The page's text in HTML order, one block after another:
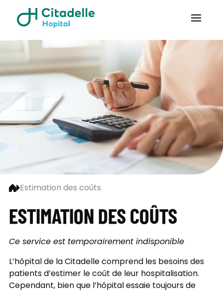
Estimation des coûts
ESTIMATION DES COÛTS
Ce service est temporairement indisponible
L’hôpital de la Citadelle comprend les besoins des
patients d’estimer le coût de leur hospitalisation.
Cependant, bien que l’hôpital essaie toujours de